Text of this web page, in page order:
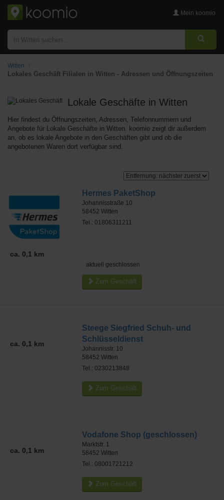
Mein koomio
Witten
Lokales Geschäft Filialen in Witten - Adressen und Öffnungszeiten
Lokale Geschäfte in Witten
Hier findest du Öffnungszeiten, Adressen, Telefonnummern und
Angebote für Lokale Geschäfte in Witten. koomio zeigt dir außerdem
an, ob es lokale Angebote in den Geschäften gibt und ob die
angebotenen Waren dort verfügbar sind.
ca. 0,1 km
Hermes PaketShop
Johannisstraße 10
58452 Witten
Tel.: 01806311211
aktuell geschlossen
Zum Geschäft
ca. 0,1 km
Steege Siegfried Schuh- und
Schlüsseldienst
Johannisstr. 10
58452 Witten
Tel.: 0230213848
Zum Geschäft
ca. 0,1 km
Vodafone Shop (geschlossen)
Marktstr. 1
58452 Witten
Tel.: 08001721212
Zum Geschäft